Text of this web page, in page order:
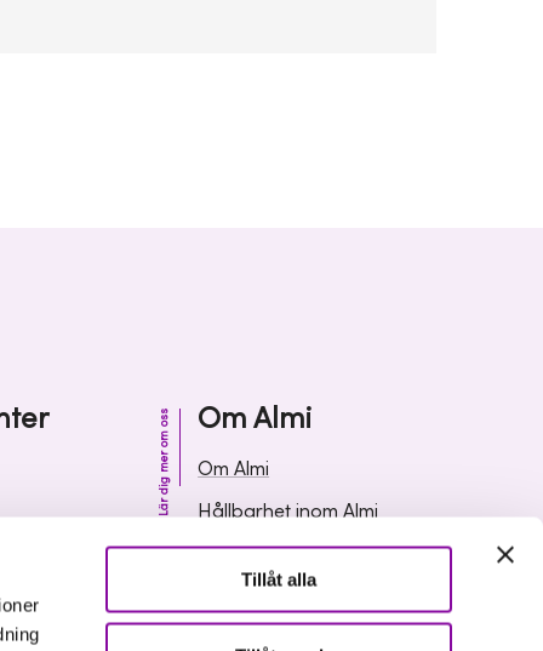
Tillåt alla
Om Almi
Lär dig mer om oss
Om Almi
Hållbarhet inom Almi
Organisation